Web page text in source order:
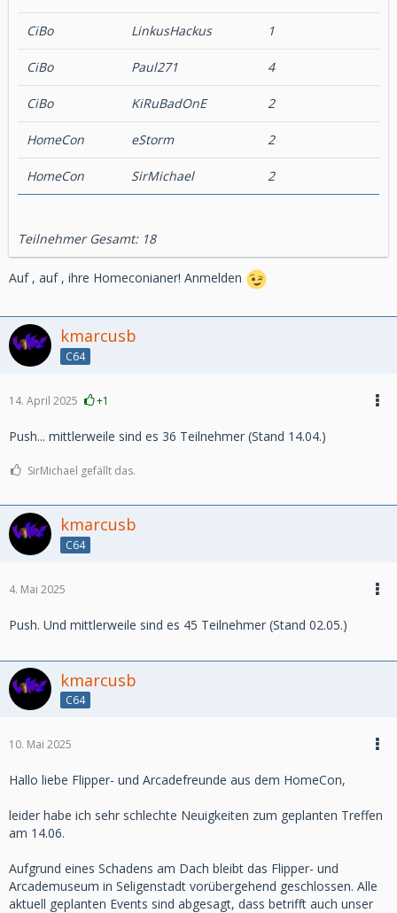
CiBo LinkusHackus 1
CiBo Paul271 4
CiBo KiRuBadOnE 2
HomeCon eStorm 2
HomeCon SirMichael 2
Teilnehmer Gesamt: 18
Auf , auf , ihre Homeconianer! Anmelden
kmarcusb
C64
14. April 2025 +1
Push... mittlerweile sind es 36 Teilnehmer (Stand 14.04.)
SirMichael gefällt das.
kmarcusb
C64
4. Mai 2025
Push. Und mittlerweile sind es 45 Teilnehmer (Stand 02.05.)
kmarcusb
C64
10. Mai 2025
Hallo liebe Flipper- und Arcadefreunde aus dem HomeCon,
leider habe ich sehr schlechte Neuigkeiten zum geplanten Treffen
am 14.06.
Aufgrund eines Schadens am Dach bleibt das Flipper- und
Arcademuseum in Seligenstadt vorübergehend geschlossen. Alle
aktuell geplanten Events sind abgesagt, dass betrifft auch unser